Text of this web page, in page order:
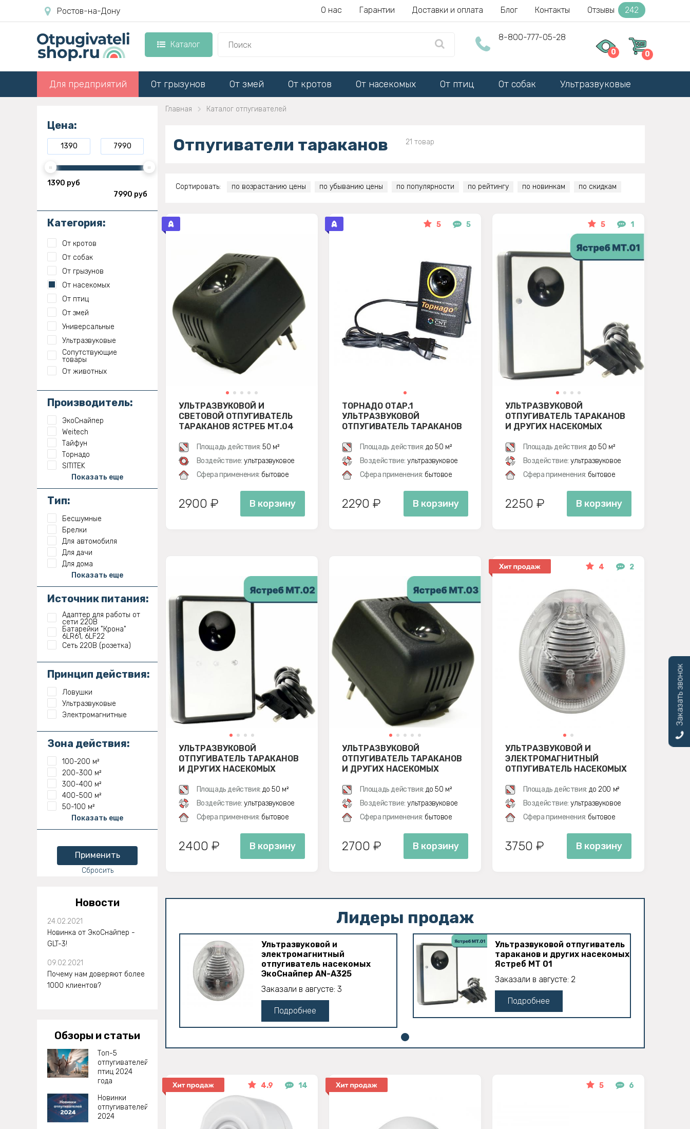
Ростов-на-Дону О нас Гарантии Доставки и оплата Блог Контакты Отзывы 242
Каталог
8-800-777-05-28
0 0
Для предприятий От грызунов От змей От кротов От насекомых От птиц От собак Ультразвуковые
Цена:
1390 руб
7990 руб
Категория:
От кротов
От собак
От грызунов
От насекомых
От птиц
От змей
Универсальные
Ультразвуковые
Сопутствующие
товары
От животных
Производитель:
ЭкоСнайпер
Weitech
Тайфун
Торнадо
SITITEK
Показать еще
Тип:
Бесшумные
Брелки
Для автомобиля
Для дачи
Для дома
Показать еще
Источник питания:
Адаптер для работы от
сети 220В
Батарейки "Крона"
6LR61, 6LF22
Сеть 220В (розетка)
Принцип действия:
Ловушки
Ультразвуковые
Электромагнитные
Зона действия:
100-200 м²
200-300 м²
300-400 м²
400-500 м²
50-100 м²
Показать еще
Применить
Сбросить
Новости
24.02.2021
Новинка от ЭкоСнайпер -
GLT-3!
09.02.2021
Почему нам доверяют более
1000 клиентов?
Обзоры и статьи
Топ-5
отпугивателей
птиц 2024
года
Новинки
отпугивателей
2024
Главная Каталог отпугивателей
Отпугиватели тараканов 21 товар
Сортировать: по возрастанию цены по убыванию цены по популярности по рейтингу по новинкам по скидкам
УЛЬТРАЗВУКОВОЙ И
СВЕТОВОЙ ОТПУГИВАТЕЛЬ
ТАРАКАНОВ ЯСТРЕБ МТ.04
Площадь действия: 50 м²
Воздействие: ультразвуковое
Сфера применения: бытовое
2900 ₽ В корзину
5 5
ТОРНАДО ОТАР.1
УЛЬТРАЗВУКОВОЙ
ОТПУГИВАТЕЛЬ ТАРАКАНОВ
Площадь действия: до 50 м²
Воздействие: ультразвуковое
Сфера применения: бытовое
2290 ₽ В корзину
5 1
УЛЬТРАЗВУКОВОЙ
ОТПУГИВАТЕЛЬ ТАРАКАНОВ
И ДРУГИХ НАСЕКОМЫХ
Площадь действия: до 50 м²
Воздействие: ультразвуковое
Сфера применения: бытовое
2250 ₽ В корзину
УЛЬТРАЗВУКОВОЙ
ОТПУГИВАТЕЛЬ ТАРАКАНОВ
И ДРУГИХ НАСЕКОМЫХ
Площадь действия: до 50 м²
Воздействие: ультразвуковое
Сфера применения: бытовое
2400 ₽ В корзину
УЛЬТРАЗВУКОВОЙ
ОТПУГИВАТЕЛЬ ТАРАКАНОВ
И ДРУГИХ НАСЕКОМЫХ
Площадь действия: до 50 м²
Воздействие: ультразвуковое
Сфера применения: бытовое
2700 ₽ В корзину
4 2
УЛЬТРАЗВУКОВОЙ И
ЭЛЕКТРОМАГНИТНЫЙ
ОТПУГИВАТЕЛЬ НАСЕКОМЫХ
Площадь действия: до 200 м²
Воздействие: ультразвуковое
Сфера применения: бытовое
3750 ₽ В корзину
Лидеры продаж
Ультразвуковой и
электромагнитный
отпугиватель насекомых
ЭкоСнайпер AN-A325
Заказали в августе: 3
Подробнее
Ультразвуковой отпугиватель
тараканов и других насекомых
Ястреб МТ 01
Заказали в августе: 2
Подробнее
4.9 14 5 6
Заказать звонок